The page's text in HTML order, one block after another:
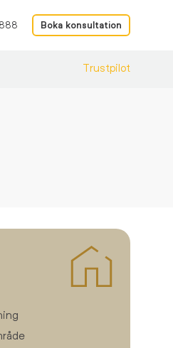
Boka konsultation
Trustpilot